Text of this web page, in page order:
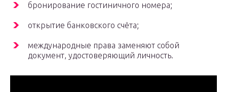
бронирование гостиничного номера;
открытие банковского счёта;
международные права заменяют собой
документ, удостоверяющий личность.